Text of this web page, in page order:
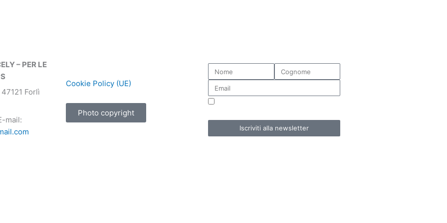
– PER LE
Forlì
mail:
Cookie Policy (UE)
Photo copyright
Iscriviti alla newsletter